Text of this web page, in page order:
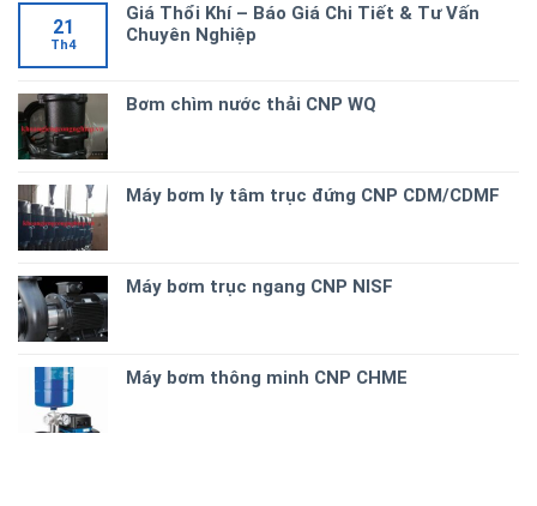
21
Th4
Giá Thổi Khí – Báo Giá Chi Tiết & Tư Vấn
Chuyên Nghiệp
Bơm chìm nước thải CNP WQ
Máy bơm ly tâm trục đứng CNP CDM/CDMF
Máy bơm trục ngang CNP NISF
Máy bơm thông minh CNP CHME